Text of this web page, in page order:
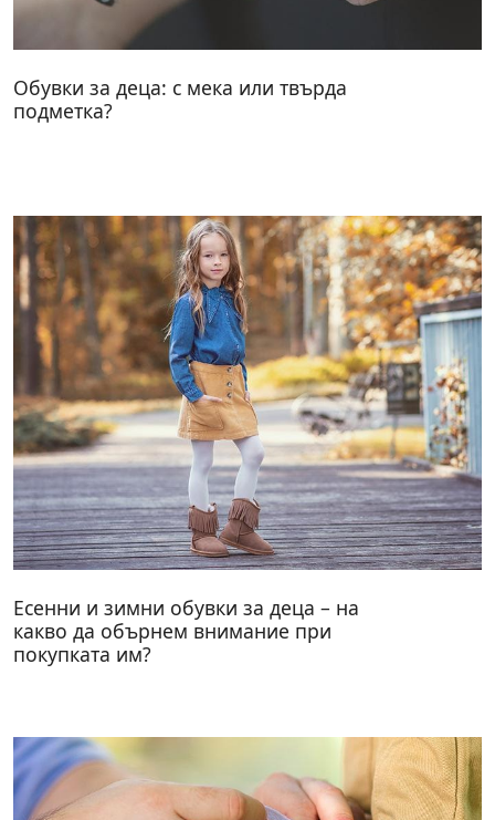
Обувки за деца: с мека или твърда
подметка?
Есенни и зимни обувки за деца – на
какво да обърнем внимание при
покупката им?